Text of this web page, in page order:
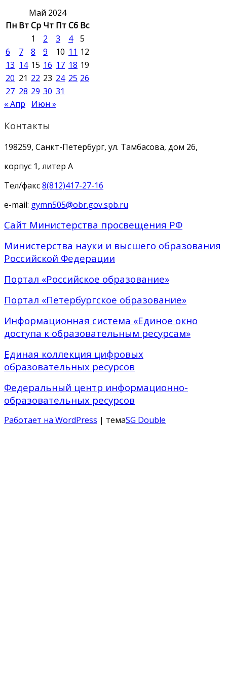
Май 2024
Пн ВтСр Чт ПтСб Вс
1
2 3 4
5
6
7 8 9 10 11 12
13 14 15 16 17 18 19
20 21 22 23 24 25 26
27 28 29 30 31
« Апр
Июн »
Контакты
198259, Санкт-Петербург, ул. Тамбасова, дом 26,
корпус 1, литер А
Тел/факс8(812)417-27-16
e-mail: gymn505@obr.gov.spb.ru
Сайт Министерства просвещения РФ
Министерства науки и высшего образования
Российской Федерации
Портал «Российское образование»
Портал «Петербургское образование»
Информационная система «Единое окно
доступа к образовательным ресурсам»
Единая коллекция цифровых
образовательных ресурсов
Федеральный центр информационно-
образовательных ресурсов
Работает на WordPress | темаSG Double